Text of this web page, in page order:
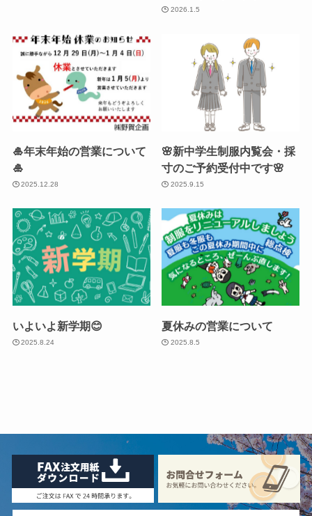
2026.1.5
🎍年末年始の営業について
🎍
2025.12.28
🌸新中学生制服内覧会・採
寸のご予約受付中です🌸
2025.9.15
いよいよ新学期😊
2025.8.24
夏休みの営業について
2025.8.5